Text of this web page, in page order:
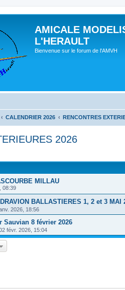
AMICALE
L'HERAULT
Bienvenue sur le forum de l'AMVH
CALENDRIER 2026 RENCONTRES
2026
MILLAU
08:39
BALLASTIERES 1, 2 et 3 MAI
2026, 18:56
Sauvian 8 février 2026
févr. 2026, 15:04